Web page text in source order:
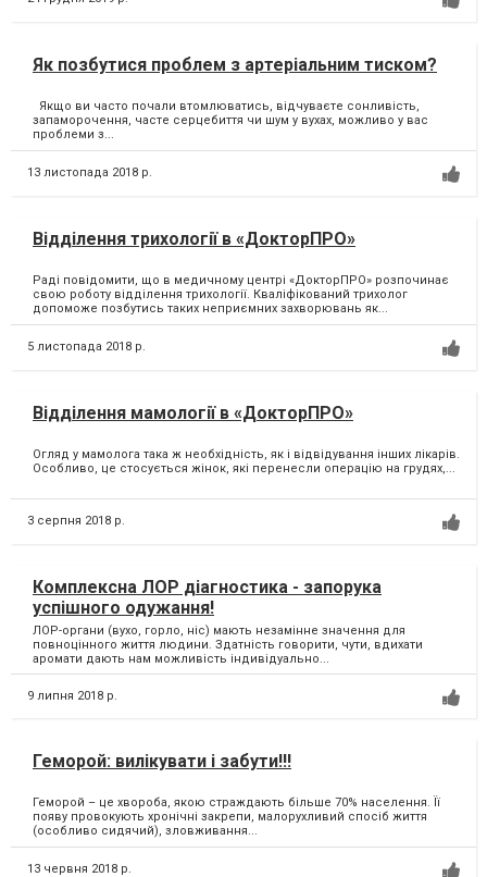
Як позбутися проблем з артеріальним тиском?
Якщо ви часто почали втомлюватись, відчуваєте сонливість,
запаморочення, часте серцебиття чи шум у вухах, можливо у вас
проблеми з...
13 листопада 2018 р.
Відділення трихології в «ДокторПРО»
Раді повідомити, що в медичному центрі «ДокторПРО» розпочинає
свою роботу відділення трихології. Кваліфікований трихолог
допоможе позбутись таких неприємних захворювань як...
5 листопада 2018 р.
Відділення мамології в «ДокторПРО»
Огляд у мамолога така ж необхідність, як і відвідування інших лікарів.
Особливо, це стосується жінок, які перенесли операцію на грудях,...
3 серпня 2018 р.
Комплексна ЛОР діагностика - запорука
успішного одужання!
ЛОР-органи (вухо, горло, ніс) мають незамінне значення для
повноцінного життя людини. Здатність говорити, чути, вдихати
аромати дають нам можливість індивідуально...
9 липня 2018 р.
Геморой: вилікувати і забути!!!
Геморой – це хвороба, якою страждають більше 70% населення. Її
появу провокують хронічні закрепи, малорухливий спосіб життя
(особливо сидячий), зловживання...
13 червня 2018 р.